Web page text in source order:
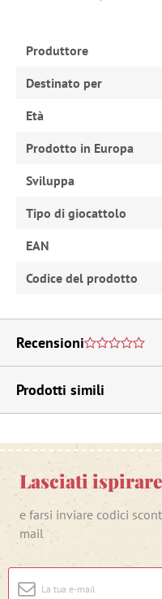
Produttore
Destinato per
Età
Prodotto in Europa
Sviluppa
Tipo di giocattolo
EAN
Codice del prodotto
Recensioni
Prodotti simili
Lasciati
e farsi inviare codici
mail